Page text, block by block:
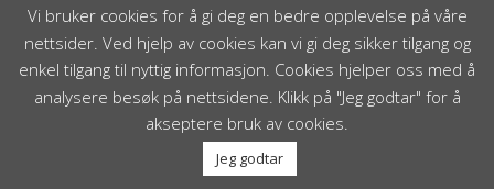
Vi bruker cookies for å gi deg en bedre opplevelse på våre
nettsider. Ved hjelp av cookies kan vi gi deg sikker tilgang og
enkel tilgang til nyttig informasjon. Cookies hjelper oss med å
analysere besøk på nettsidene. Klikk på "Jeg godtar" for å
akseptere bruk av cookies.
Jeg godtar